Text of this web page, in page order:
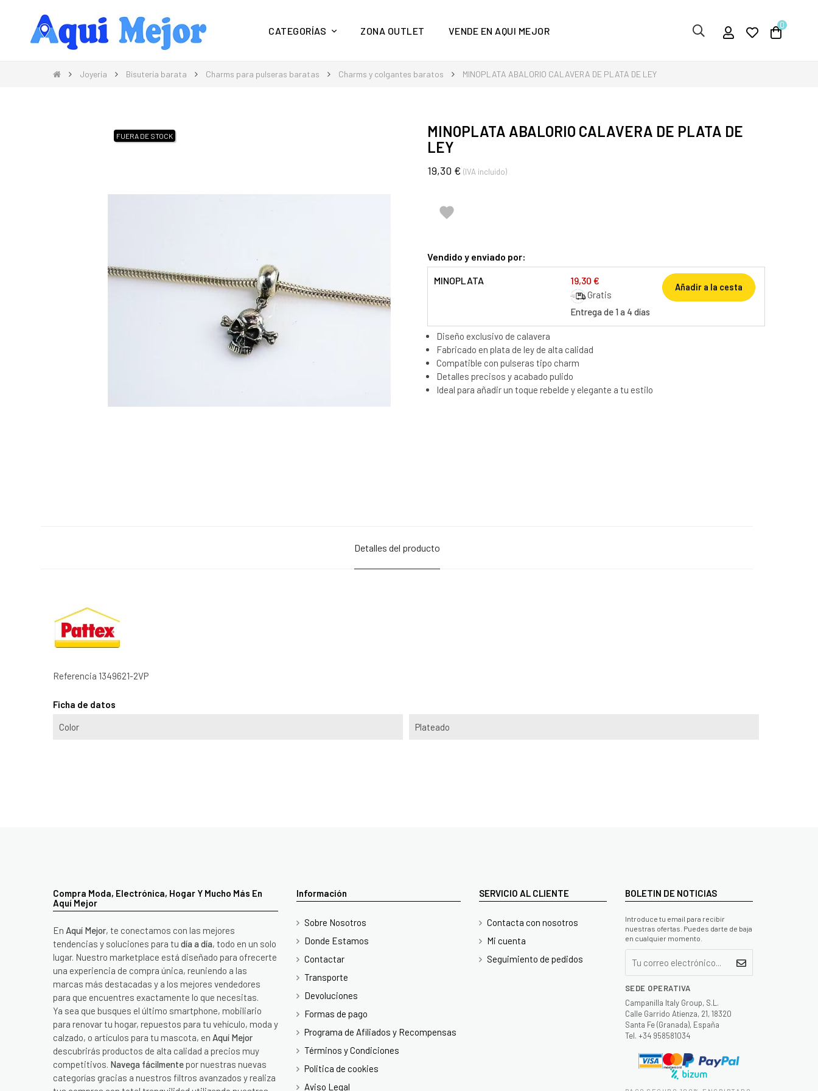
Compra Moda, Electrónica, Hogar y mucho más en Aquí Mejor
CATEGORÍAS ZONA OUTLET VENDE EN AQUI MEJOR 0
Joyería Bisutería barata Charms para pulseras baratas Charms y colgantes baratos MINOPLATA ABALORIO CALAVERA DE PLATA DE LEY
FUERA DE STOCK
MINOPLATA ABALORIO CALAVERA DE PLATA DE
LEY
19,30 € (IVA incluido)

Vendido y enviado por:
MINOPLATA 19,30 €
Gratis
Entrega de 1 a 4 días
Añadir a la cesta
Diseño exclusivo de calavera
Fabricado en plata de ley de alta calidad
Compatible con pulseras tipo charm
Detalles precisos y acabado pulido
Ideal para añadir un toque rebelde y elegante a tu estilo
Detalles del producto
Referencia 1349621-2VP
Ficha de datos
Color Plateado
Compra Moda, Electrónica, Hogar Y Mucho Más En
Aquí Mejor
En Aquí Mejor, te conectamos con las mejores
tendencias y soluciones para tu día a día, todo en un solo
lugar. Nuestro marketplace está diseñado para ofrecerte
una experiencia de compra única, reuniendo a las
marcas más destacadas y a los mejores vendedores
para que encuentres exactamente lo que necesitas.
Ya sea que busques el último smartphone, mobiliario
para renovar tu hogar, repuestos para tu vehículo, moda y
calzado, o artículos para tu mascota, en Aquí Mejor
descubrirás productos de alta calidad a precios muy
competitivos. Navega fácilmente por nuestras nuevas
categorías gracias a nuestros filtros avanzados y realiza
Información
Sobre Nosotros
Donde Estamos
Contactar
Transporte
Devoluciones
Formas de pago
Programa de Afiliados y Recompensas
Términos y Condiciones
Politica de cookies
Aviso Legal
SERVICIO AL CLIENTE
Contacta con nosotros
Mi cuenta
Seguimiento de pedidos
BOLETIN DE NOTICIAS
Introduce tu email para recibir
nuestras ofertas. Puedes darte de baja
en cualquier momento.
SEDE OPERATIVA
Campanilla Italy Group, S.L.
Calle Garrido Atienza, 21, 18320
Santa Fe (Granada), España
Tel. +34 958581034